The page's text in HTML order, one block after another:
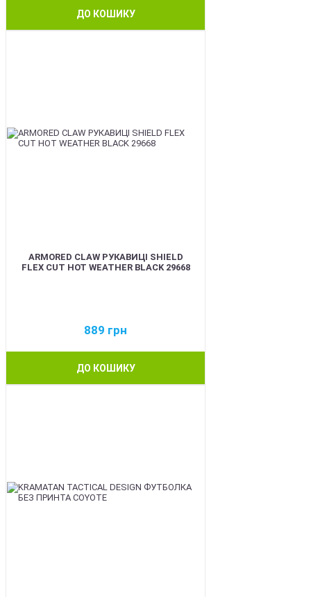
ДО КОШИКУ
ARMORED CLAW РУКАВИЦІ SHIELD
FLEX CUT HOT WEATHER BLACK 29668
889 грн
ДО КОШИКУ